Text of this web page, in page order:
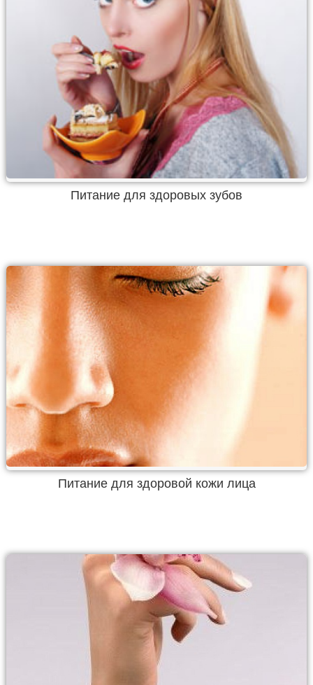
Питание для здоровых зубов
Питание для здоровой кожи лица